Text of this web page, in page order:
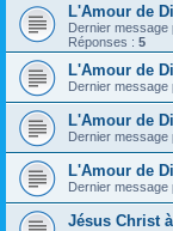
L'Amour de
Dernier message
Réponses : 5
L'Amour de
Dernier message
L'Amour de
Dernier message
L'Amour de
Dernier message
Jésus Christ